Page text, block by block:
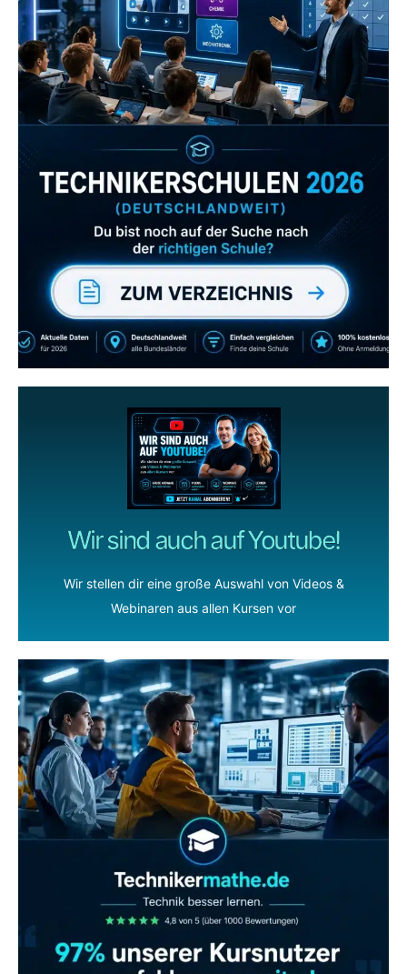
Zum Verzeichnis
Wir sind auch auf Youtube!
Wir stellen dir eine große Auswahl von Videos &
Webinaren aus allen Kursen vor
Abonniere uns auch
gerne
wenn dir unsere Videos gefallen!
ZUM YOUTUBE KANAL